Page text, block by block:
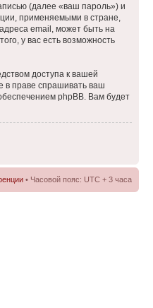
(далее «ваш пароль») и
применяемыми в стране,
email, может быть на
у вас есть возможность
доступа к вашей
в праве спрашивать ваш
phpBB. Вам будет
• Часовой пояс: UTC + 3 часа